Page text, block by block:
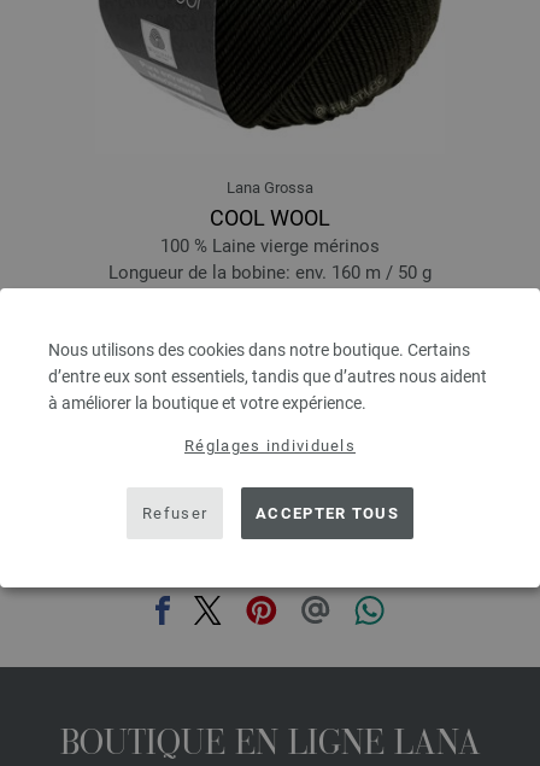
Nous utilisons des cookies dans notre boutique. Certains
d’entre eux sont essentiels, tandis que d’autres nous aident
à améliorer la boutique et votre expérience.
Réglages individuels
Refuser ACCEPTER TOUS
Lana Grossa
COOL WOOL
100 % Laine vierge mérinos
Longueur de la bobine: env. 160 m / 50 g
6,38 $
hors TVA, frais de port en sus, Prix de base: 109,20 €
prev next
BOUTIQUE EN LIGNE LANA